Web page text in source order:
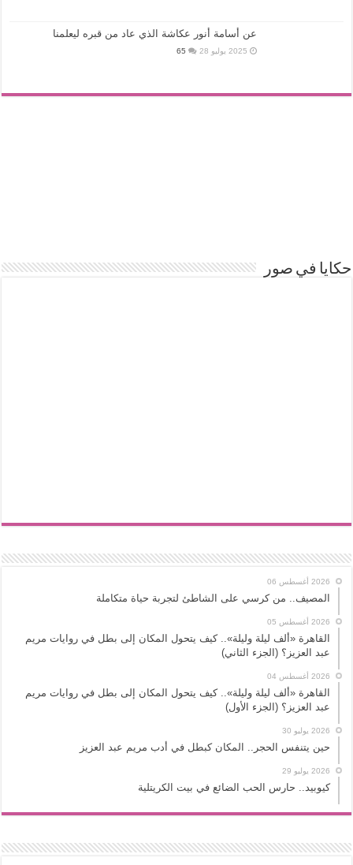
عن أسامة أنور عكاشة الذي عاد من قبره ليعلمنا
2025 يوليو 28 65
حكايا في صور
2026 أغسطس 06
المصيف.. من كرسي على الشاطئ لتجربة حياة متكاملة
2026 أغسطس 05
القاهرة «ألف ليلة وليلة».. كيف يتحول المكان إلى بطل في روايات مريم
عبد العزيز؟ (الجزء الثاني)
2026 أغسطس 04
القاهرة «ألف ليلة وليلة».. كيف يتحول المكان إلى بطل في روايات مريم
عبد العزيز؟ (الجزء الأول)
2026 يوليو 30
حين يتنفس الحجر.. المكان كبطل في أدب مريم عبد العزيز
2026 يوليو 29
كيوبيد.. حارس الحب الضائع في بيت الكريتلية